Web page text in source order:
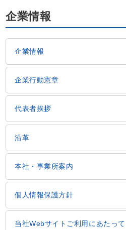
企業情報
企業情報
企業行動憲章
代表者挨拶
沿革
本社・事業所案内
個人情報保護方針
当社Webサイトご利用にあたって